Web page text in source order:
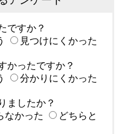
ですか？
見つけにくかった
かったですか？
分かりにくかった
ましたか？
なかった
どちらと